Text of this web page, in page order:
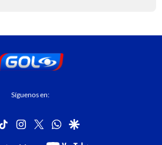
Síguenos en:
tiktok instagram
twitterwhatsapp
google